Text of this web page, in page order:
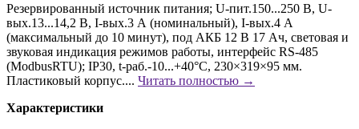
Резервированный источник питания; U-пит.150...250 В, U-
вых.13...14,2 В, I-вых.3 А (номинальный), I-вых.4 А
(максимальный до 10 минут), под АКБ 12 В 17 Ач, световая и
звуковая индикация режимов работы, интерфейс RS-485
(ModbusRTU); IP30, t-раб.-10...+40°С, 230×319×95 мм.
Пластиковый корпус.... Читать полностью →
Характеристики